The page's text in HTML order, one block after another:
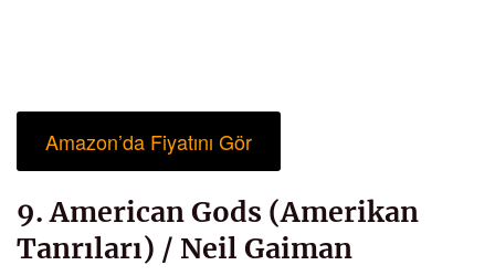
Amazon’da Fiyatını Gör
9. American Gods (Amerikan
Tanrıları) / Neil Gaiman